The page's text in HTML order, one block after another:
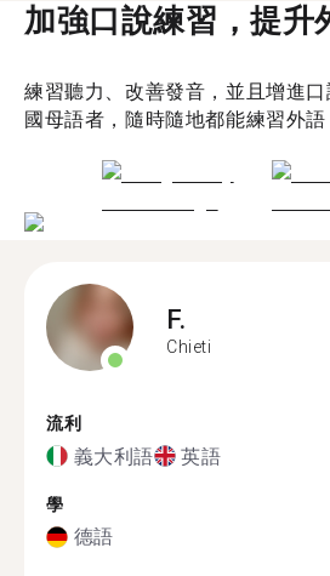
加強口說練習，提升
練習聽力、改善發音，並且增進
國母語者，隨時隨地都能練習外語
F.
Chieti
流利
義大利語 英語
學
德語